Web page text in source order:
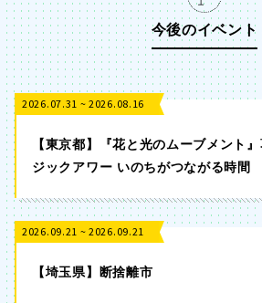
今後のイベント
2026.07.31 ~ 2026.08.16
【東京都】『花と光のムーブメント
ジックアワー いのちがつながる時間
2026.09.21 ~ 2026.09.21
【埼玉県】断捨離市